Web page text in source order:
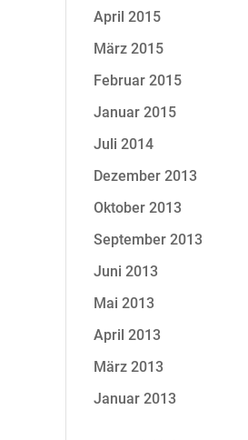
April 2015
März 2015
Februar 2015
Januar 2015
Juli 2014
Dezember 2013
Oktober 2013
September 2013
Juni 2013
Mai 2013
April 2013
März 2013
Januar 2013